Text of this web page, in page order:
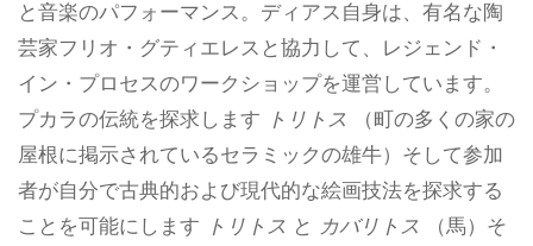
と音楽のパフォーマンス。ディアス自身は、有名な陶
芸家フリオ・グティエレスと協力して、レジェンド・
イン・プロセスのワークショップを運営しています。
プカラの伝統を探求します
トリトス
（町の多くの家の
屋根に掲示されているセラミックの雄牛）そして参加
者が自分で古典的および現代的な絵画技法を探求する
ことを可能にします
トリトス と カバリトス
（馬）そ